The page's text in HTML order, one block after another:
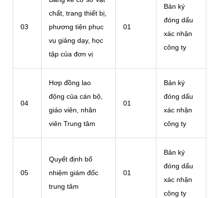
03
chất, trang thiết bị,
phương tiện phục
vụ giảng dạy, học
tập của đơn vị
01
Bản ký
đóng dấu
xác nhận
công ty
04
Hơp đồng lao
động của cán bộ,
giáo viên, nhân
viên Trung tâm
01
Bản ký
đóng dấu
xác nhận
công ty
05
Quyết định bổ
nhiệm giám đốc
trung tâm
01
Bản ký
đóng dấu
xác nhận
công ty